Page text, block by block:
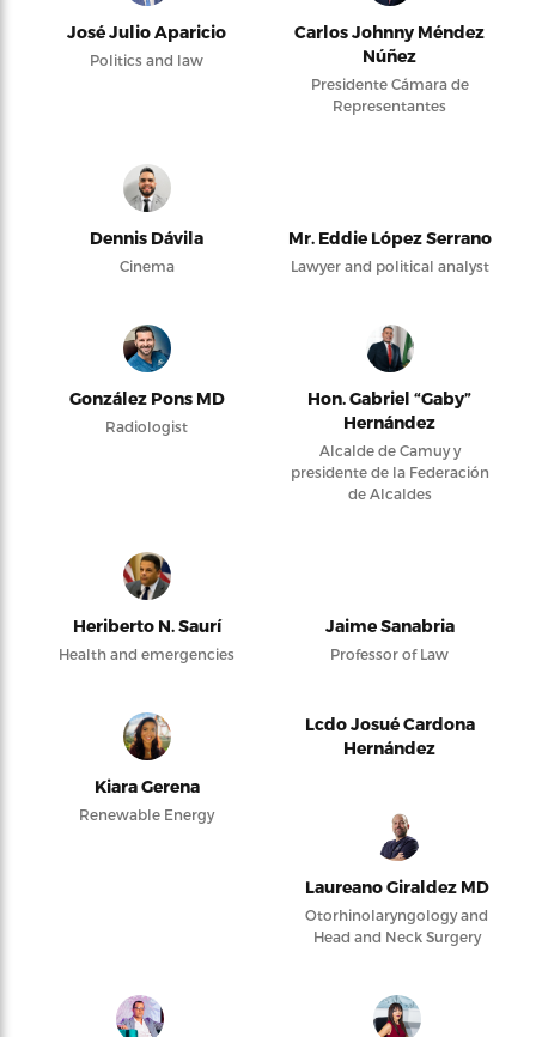
José Julio Aparicio
Politics and law
Carlos Johnny Méndez
Núñez
Presidente Cámara de
Representantes
Dennis Dávila
Cinema
Mr. Eddie López Serrano
Lawyer and political analyst
González Pons MD
Radiologist
Hon. Gabriel “Gaby”
Hernández
Alcalde de Camuy y
presidente de la Federación
de Alcaldes
Heriberto N. Saurí
Health and emergencies
Jaime Sanabria
Professor of Law
Kiara Gerena
Renewable Energy
Lcdo Josué Cardona
Hernández
Laureano Giraldez MD
Otorhinolaryngology and
Head and Neck Surgery